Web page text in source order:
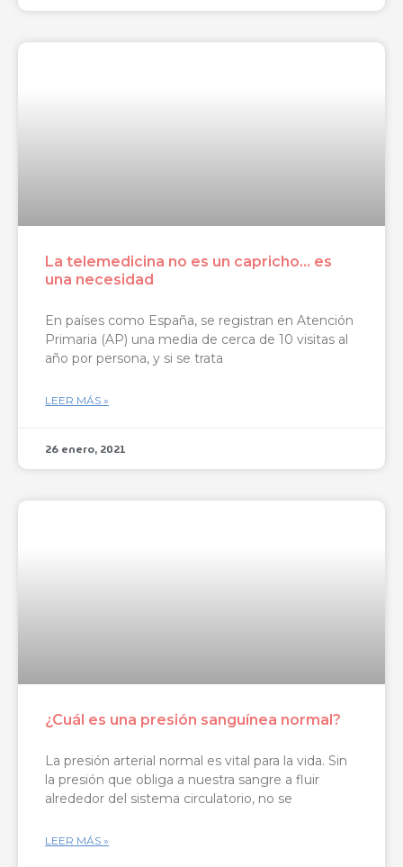
La telemedicina no es un capricho… es
una necesidad
En países como España, se registran en Atención
Primaria (AP) una media de cerca de 10 visitas al
año por persona, y si se trata
LEER MÁS »
26 enero, 2021
¿Cuál es una presión sanguínea normal?
La presión arterial normal es vital para la vida. Sin
la presión que obliga a nuestra sangre a fluir
alrededor del sistema circulatorio, no se
LEER MÁS »